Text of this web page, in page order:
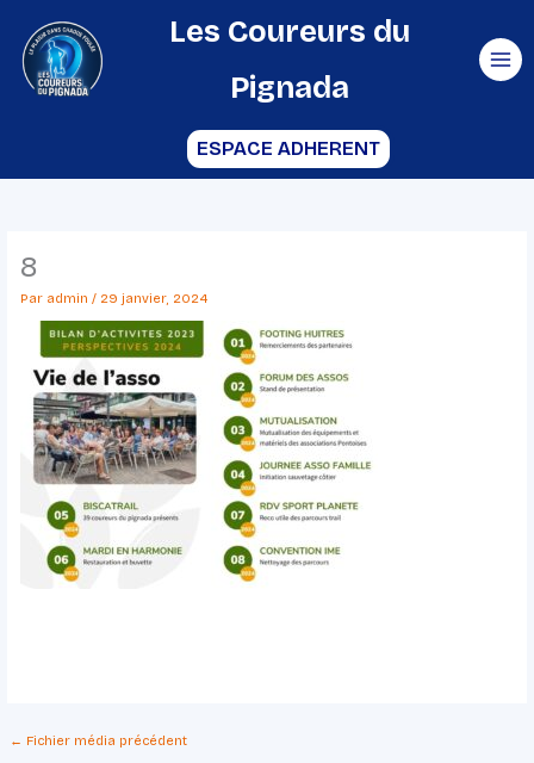
contenu
Les Coureurs du
Pignada
ESPACE ADHERENT
8
Par admin / 29 janvier, 2024
← Fichier média précédent